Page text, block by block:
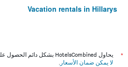
Vacation rentals in Hillarys
*
يحاول HotelsCombined بشكل دائم الحصول على الأسعار الدقيقة، ولكن
لا يمكن ضمان الأسعار .